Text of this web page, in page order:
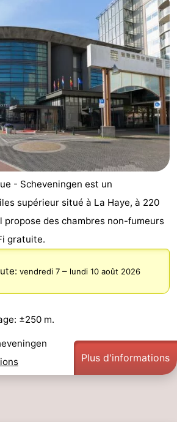
- Scheveningen est un
supérieur situé à La Haye, à 220
propose des chambres non-fumeurs
gratuite.
vendredi 7 – lundi 10 août 2026
±250 m.
Plus d'informations